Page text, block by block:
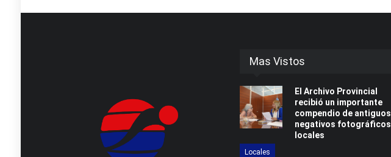
Mas Vistos
El Archivo Provincial
recibió un importante
compendio de antiguos
negativos fotográficos
locales
Locales